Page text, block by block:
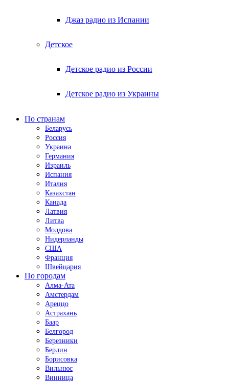
Джаз радио из Испании
Детское
Детское радио из России
Детское радио из Украины
По странам
Беларусь
Россия
Украина
Германия
Израиль
Испания
Италия
Казахстан
Канада
Латвия
Литва
Молдова
Нидерланды
США
Франция
Швейцария
По городам
Алма-Ата
Амстердам
Ареццо
Астрахань
Баар
Белгород
Березники
Берлин
Борисовка
Вильнюс
Винница